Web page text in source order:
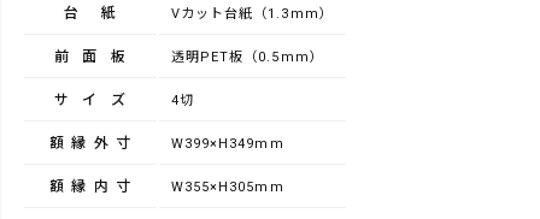
台紙 Vカット台紙（1.3mm）
前面板 透明PET板（0.5mm）
サイズ 4切
額縁外寸 W399×H349mm
額縁内寸 W355×H305mm